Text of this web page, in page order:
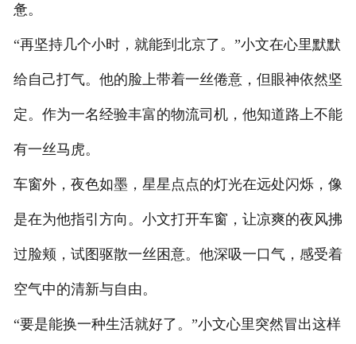
惫。
“再坚持几个小时，就能到北京了。”小文在心里默默
给自己打气。他的脸上带着一丝倦意，但眼神依然坚
定。作为一名经验丰富的物流司机，他知道路上不能
有一丝马虎。
车窗外，夜色如墨，星星点点的灯光在远处闪烁，像
是在为他指引方向。小文打开车窗，让凉爽的夜风拂
过脸颊，试图驱散一丝困意。他深吸一口气，感受着
空气中的清新与自由。
“要是能换一种生活就好了。”小文心里突然冒出这样